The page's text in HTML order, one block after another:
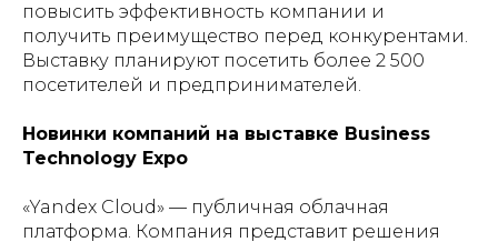
повысить эффективность компании и
получить преимущество перед конкурентами.
Выставку планируют посетить более 2 500
посетителей и предпринимателей.
Новинки компаний на выставке Business
Technology Expo
«Yandex Cloud» — публичная облачная
платформа. Компания представит решения